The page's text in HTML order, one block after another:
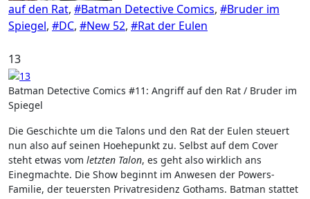
auf den Rat, #Batman Detective Comics, #Bruder im
Spiegel, #DC, #New 52, #Rat der Eulen
13
Batman Detective Comics #11: Angriff auf den Rat / Bruder im
Spiegel
Die Geschichte um die Talons und den Rat der Eulen steuert
nun also auf seinen Hoehepunkt zu. Selbst auf dem Cover
steht etwas vom letzten Talon, es geht also wirklich ans
Einegmachte. Die Show beginnt im Anwesen der Powers-
Familie, der teuersten Privatresidenz Gothams. Batman stattet